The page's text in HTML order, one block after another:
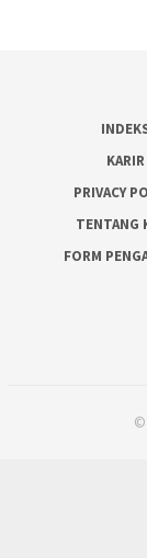
KARIR
PRIVACY
TENTANG
FORM
©